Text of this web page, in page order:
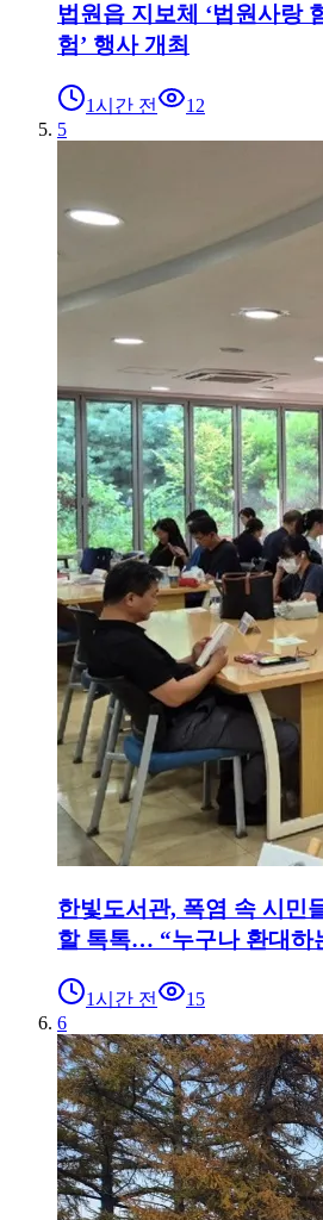
법원읍 지보체 ‘법원사랑
험’ 행사 개최
1시간 전
12
5
한빛도서관, 폭염 속 시민
할 톡톡… “누구나 환대하
1시간 전
15
6